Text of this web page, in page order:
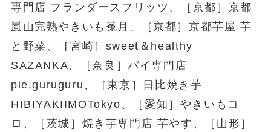
専門店 フランダースフリッツ、［京都］京都
嵐山完熟やきいも菟月、［京都］京都芋屋 芋
と野菜、［宮崎］sweet＆healthy
SAZANKA、［奈良］パイ専門店
pie,guruguru、［東京］日比焼き芋
HIBIYAKIIMOTokyo、［愛知］やきいもコ
ロ、［茨城］焼き芋専門店 芋やす、［山形］